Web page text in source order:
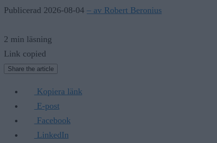
Publicerad 2026-08-04 – av Robert Beronius
2 min läsning
Link copied
Share the article
Kopiera länk
E-post
Facebook
LinkedIn